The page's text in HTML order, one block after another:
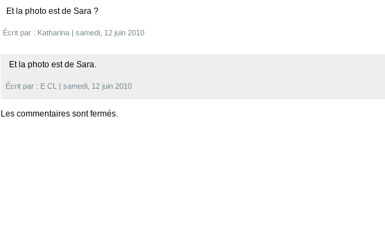
Et la photo est de Sara ?
Écrit par : Katharina | samedi, 12 juin 2010
Et la photo est de Sara.
Écrit par : E CL | samedi, 12 juin 2010
Les commentaires sont fermés.